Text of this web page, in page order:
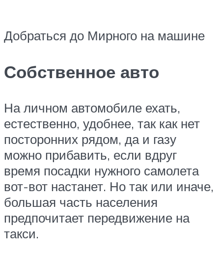
Добраться до Мирного на машине
Собственное авто
На личном автомобиле ехать,
естественно, удобнее, так как нет
посторонних рядом, да и газу
можно прибавить, если вдруг
время посадки нужного самолета
вот-вот настанет. Но так или иначе,
большая часть населения
предпочитает передвижение на
такси.